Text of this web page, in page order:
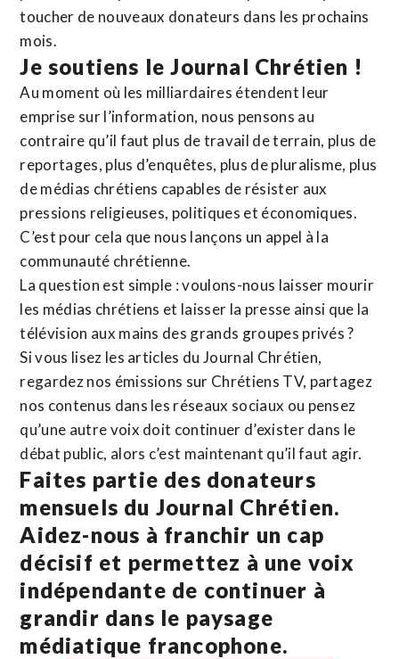
toucher de nouveaux donateurs dans les prochains
mois.
Je soutiens le Journal Chrétien !
Au moment où les milliardaires étendent leur
emprise sur l’information, nous pensons au
contraire qu’il faut plus de travail de terrain, plus de
reportages, plus d’enquêtes, plus de pluralisme, plus
de médias chrétiens capables de résister aux
pressions religieuses, politiques et économiques.
C’est pour cela que nous lançons un appel à la
communauté chrétienne.
La question est simple : voulons-nous laisser mourir
les médias chrétiens et laisser la presse ainsi que la
télévision aux mains des grands groupes privés ?
Si vous lisez les articles du Journal Chrétien,
regardez nos émissions sur Chrétiens TV, partagez
nos contenus dans les réseaux sociaux ou pensez
qu’une autre voix doit continuer d’exister dans le
débat public, alors c’est maintenant qu’il faut agir.
Faites partie des donateurs
mensuels du Journal Chrétien.
Aidez-nous à franchir un cap
décisif et permettez à une voix
indépendante de continuer à
grandir dans le paysage
médiatique francophone.